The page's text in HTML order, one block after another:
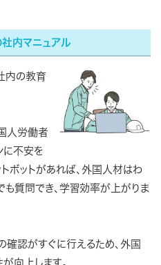
社内マニュアル
内の教育
人労働者
に不安を
ボットがあれば、外国人材はわ
も質問でき、学習効率が上がりま
確認がすぐに行えるため、外国
向上します。